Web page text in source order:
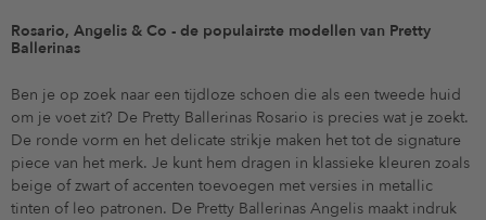
Rosario, Angelis & Co - de populairste modellen van Pretty
Ballerinas
Ben je op zoek naar een tijdloze schoen die als een tweede huid
om je voet zit? De Pretty Ballerinas Rosario is precies wat je zoekt.
De ronde vorm en het delicate strikje maken het tot de signature
piece van het merk. Je kunt hem dragen in klassieke kleuren zoals
beige of zwart of accenten toevoegen met versies in metallic
tinten of leo patronen. De Pretty Ballerinas Angelis maakt indruk